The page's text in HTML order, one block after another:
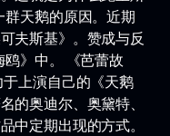
天鹅的原因。近期
夫斯基》。赞成与反
》中。 《芭蕾故
上演自己的《天鹅
的奥迪尔、奥黛特、
中定期出现的方式。